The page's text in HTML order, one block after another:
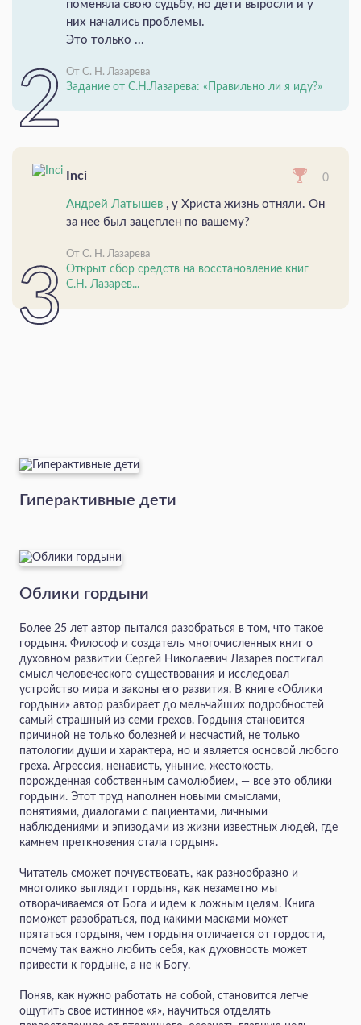
поменяла свою судьбу, но дети выросли и у
них начались проблемы.
Это только ...
От С. Н. Лазарева
Задание от С.Н.Лазарева: «Правильно ли я иду?»
Inci 0
Андрей Латышев , у Христа жизнь отняли. Он
за нее был зацеплен по вашему?
От С. Н. Лазарева
Открыт сбор средств на восстановление книг
С.Н. Лазарев...
Гиперактивные дети
Облики гордыни
Более 25 лет автор пытался разобраться в том, что такое
гордыня. Философ и создатель многочисленных книг о
духовном развитии Сергей Николаевич Лазарев постигал
смысл человеческого существования и исследовал
устройство мира и законы его развития. В книге «Облики
гордыни» автор разбирает до мельчайших подробностей
самый страшный из семи грехов. Гордыня становится
причиной не только болезней и несчастий, не только
патологии души и характера, но и является основой любого
греха. Агрессия, ненависть, уныние, жестокость,
порожденная собственным самолюбием, — все это облики
гордыни. Этот труд наполнен новыми смыслами,
понятиями, диалогами с пациентами, личными
наблюдениями и эпизодами из жизни известных людей, где
камнем преткновения стала гордыня.
Читатель сможет почувствовать, как разнообразно и
многолико выглядит гордыня, как незаметно мы
отворачиваемся от Бога и идем к ложным целям. Книга
поможет разобраться, под какими масками может
прятаться гордыня, чем гордыня отличается от гордости,
почему так важно любить себя, как духовность может
привести к гордыне, а не к Богу.
Поняв, как нужно работать на собой, становится легче
ощутить свое истинное «я», научиться отделять